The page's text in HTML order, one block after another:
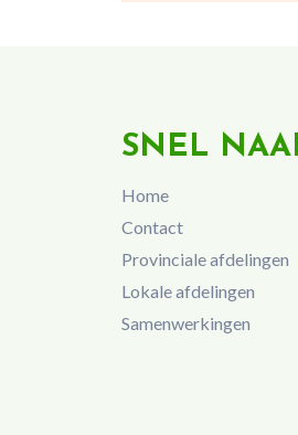
SNEL
Home
Contact
Provinciale afdelingen
Lokale afdelingen
Samenwerkingen